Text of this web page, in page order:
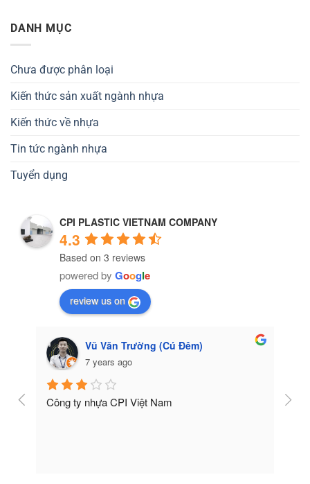
DANH MỤC
Chưa được phân loại
Kiến thức sản xuất ngành nhựa
Kiến thức về nhựa
Tin tức ngành nhựa
Tuyển dụng
CPI PLASTIC VIETNAM COMPANY
4.3
Based on 3 reviews
powered by Google
review us on
Vũ Văn Trường (Cú Đêm)
7 years ago
Công ty nhựa CPI Việt Nam Tốt